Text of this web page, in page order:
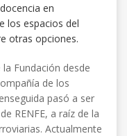
en
los espacios del
otras opciones.
Fundación desde
de los
pasó a ser
RENFE, a raíz de la
Actualmente